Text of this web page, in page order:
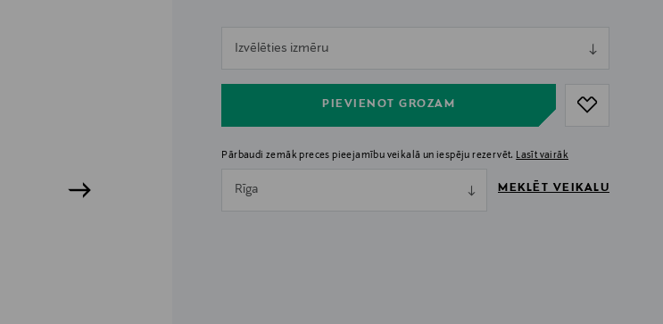
Izvēlēties izmēru
PIEVIENOT GROZAM
null
Pārbaudi zemāk preces pieejamību veikalā un iespēju rezervēt. Lasīt vairāk
Rīga MEKLĒT VEIKALU